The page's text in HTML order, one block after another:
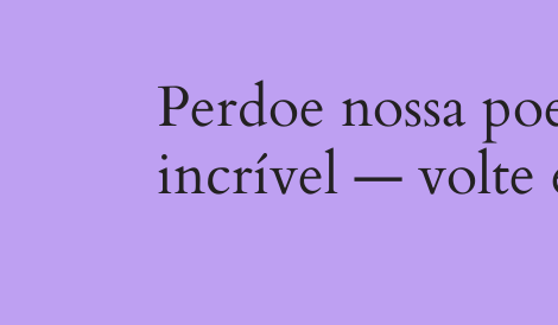
Perdoe nossa
incrível — volte